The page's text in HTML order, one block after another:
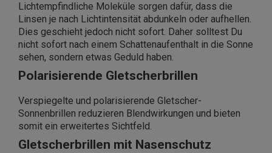
Lichtempfindliche Moleküle sorgen dafür, dass die
Linsen je nach Lichtintensität abdunkeln oder aufhellen.
Dies geschieht jedoch nicht sofort. Daher solltest Du
nicht sofort nach einem Schattenaufenthalt in die Sonne
sehen, sondern etwas Geduld haben.
Polarisierende Gletscherbrillen
Verspiegelte und polarisierende Gletscher-
Sonnenbrillen reduzieren Blendwirkungen und bieten
somit ein erweitertes Sichtfeld.
Gletscherbrillen mit Nasenschutz